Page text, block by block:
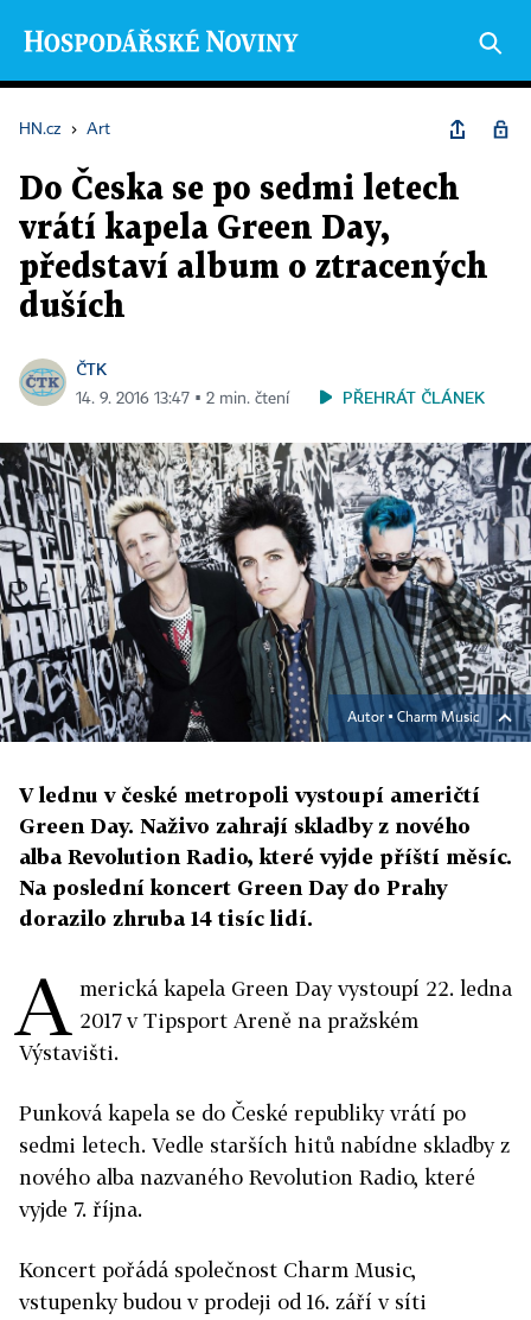
HN.cz › Art
Do Česka se po sedmi letech
vrátí kapela Green Day,
představí album o ztracených
duších
ČTK
14. 9. 2016 13:47 ▪ 2 min. čtení PŘEHRÁT ČLÁNEK
Autor ▪Charm Music
V lednu v české metropoli vystoupí američtí
Green Day. Naživo zahrají skladby z nového
alba Revolution Radio, které vyjde příští měsíc.
Na poslední koncert Green Day do Prahy
dorazilo zhruba 14 tisíc lidí.
A merická kapela Green Day vystoupí 22. ledna
2017 v Tipsport Areně na pražském
Výstavišti.
Punková kapela se do České republiky vrátí po
sedmi letech. Vedle starších hitů nabídne skladby z
nového alba nazvaného Revolution Radio, které
vyjde 7. října.
Koncert pořádá společnost Charm Music,
vstupenky budou v prodeji od 16. září v síti